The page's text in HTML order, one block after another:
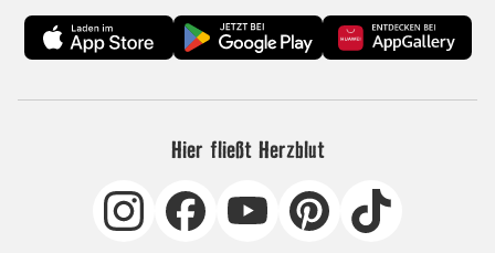
Hier fließt Herzblut